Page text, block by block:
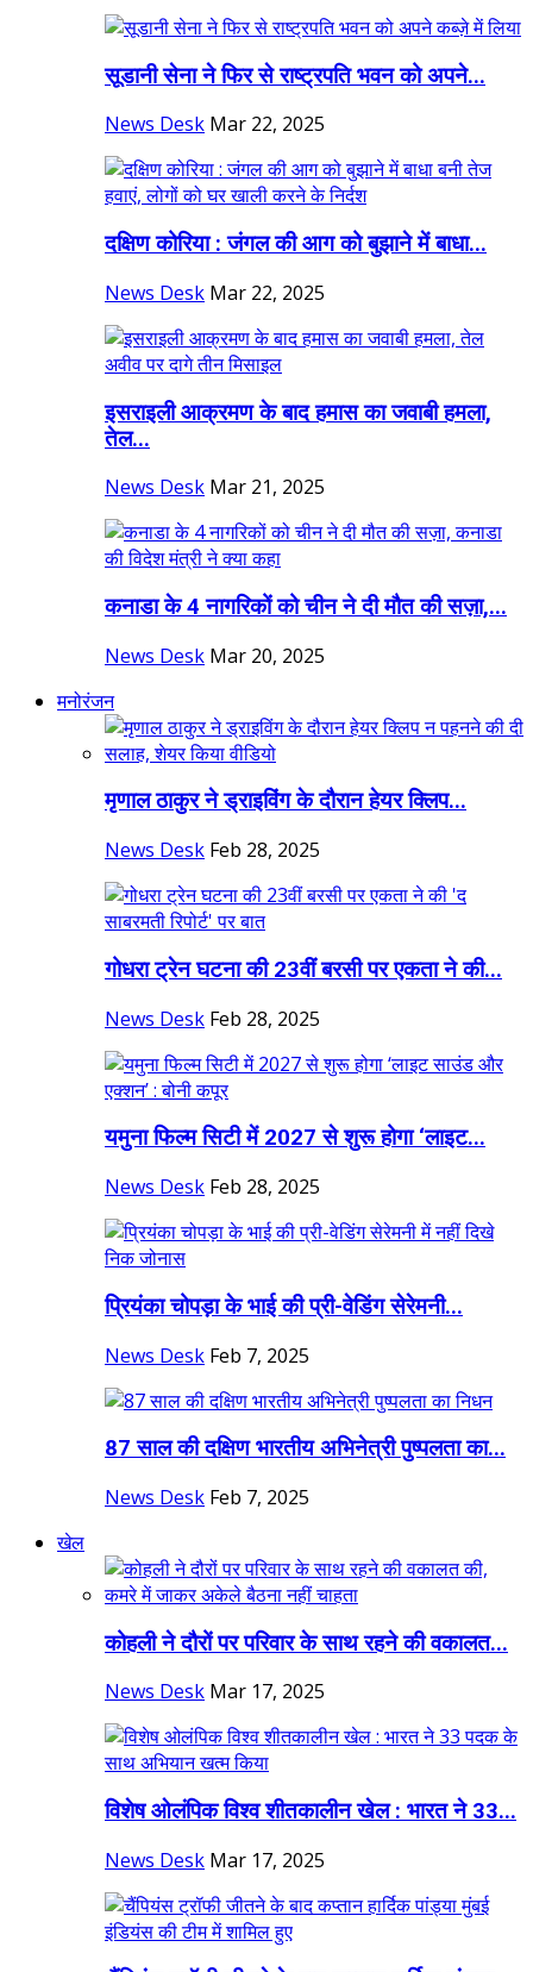
सूडानी सेना ने फिर से राष्ट्रपति भवन को अपने...
News Desk Mar 22, 2025
दक्षिण कोरिया : जंगल की आग को बुझाने में बाधा...
News Desk Mar 22, 2025
इसराइली आक्रमण के बाद हमास का जवाबी हमला,
तेल...
News Desk Mar 21, 2025
कनाडा के 4 नागरिकों को चीन ने दी मौत की सज़ा,...
News Desk Mar 20, 2025
मनोरंजन
मृणाल ठाकुर ने ड्राइविंग के दौरान हेयर क्लिप...
News Desk Feb 28, 2025
गोधरा ट्रेन घटना की 23वीं बरसी पर एकता ने की...
News Desk Feb 28, 2025
यमुना फिल्म सिटी में 2027 से शुरू होगा ‘लाइट...
News Desk Feb 28, 2025
प्रियंका चोपड़ा के भाई की प्री-वेडिंग सेरेमनी...
News Desk Feb 7, 2025
87 साल की दक्षिण भारतीय अभिनेत्री पुष्पलता का...
News Desk Feb 7, 2025
खेल
कोहली ने दौरों पर परिवार के साथ रहने की वकालत...
News Desk Mar 17, 2025
विशेष ओलंपिक विश्व शीतकालीन खेल : भारत ने 33...
News Desk Mar 17, 2025